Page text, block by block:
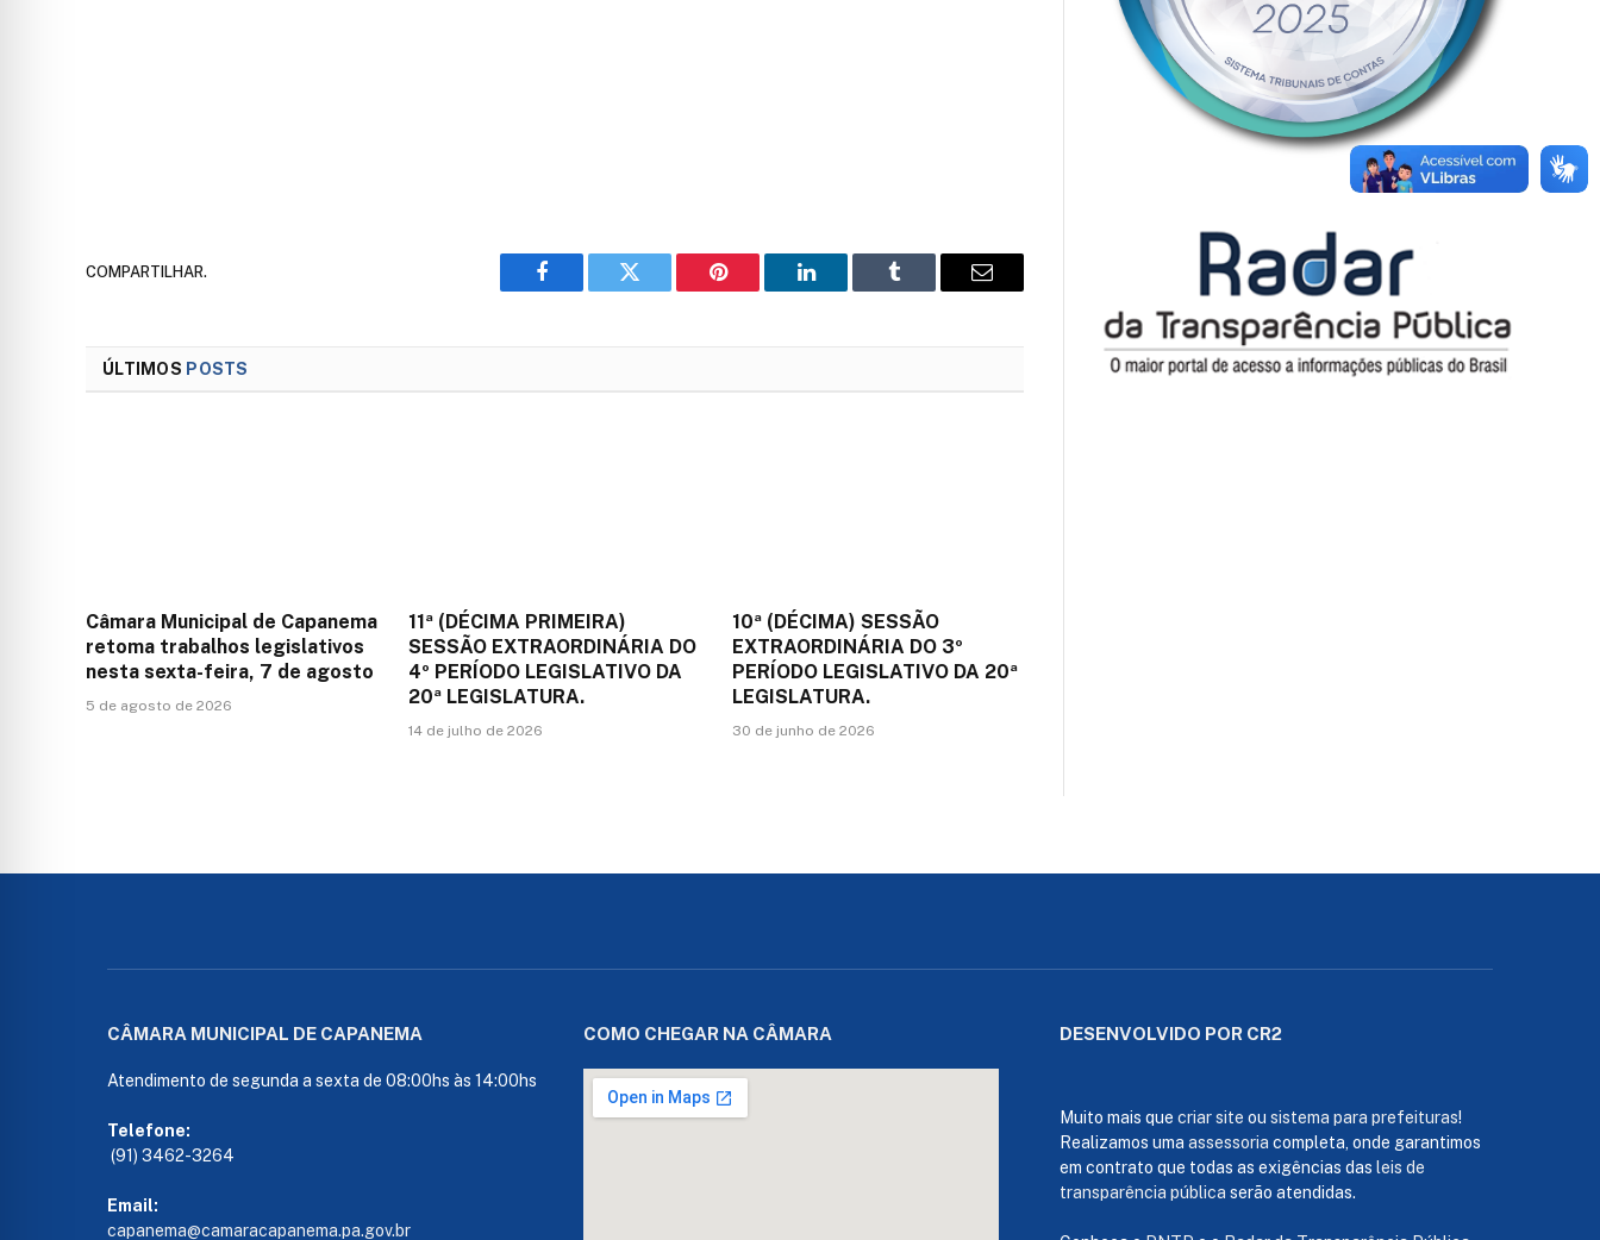
COMPARTILHAR.
Facebook Twitter Pinterest LinkedIn Tumblr Email
ÚLTIMOS POSTS
Câmara Municipal de Capanema
retoma trabalhos legislativos
nesta sexta-feira, 7 de agosto
5 de agosto de 2026
11ª (DÉCIMA PRIMEIRA)
SESSÃO EXTRAORDINÁRIA DO
4º PERÍODO LEGISLATIVO DA
20ª LEGISLATURA.
14 de julho de 2026
10ª (DÉCIMA) SESSÃO
EXTRAORDINÁRIA DO 3º
PERÍODO LEGISLATIVO DA 20ª
LEGISLATURA.
30 de junho de 2026
CÂMARA MUNICIPAL DE CAPANEMA
Atendimento de segunda a sexta de 08:00hs às 14:00hs
Telefone:
(91) 3462-3264
Email:
capanema@camaracapanema.pa.gov.br
COMO CHEGAR NA CÂMARA DESENVOLVIDO POR CR2
Muito mais que criar site ou sistema para prefeituras!
Realizamos uma assessoria completa, onde garantimos
em contrato que todas as exigências das leis de
transparência pública serão atendidas.